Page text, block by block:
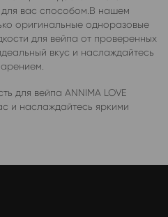
вас способом.В нашем
оригинальные одноразовые
для вейпа от проверенных
вкус и наслаждайтесь
для вейпа ANNIMA LOVE
и наслаждайтесь яркими